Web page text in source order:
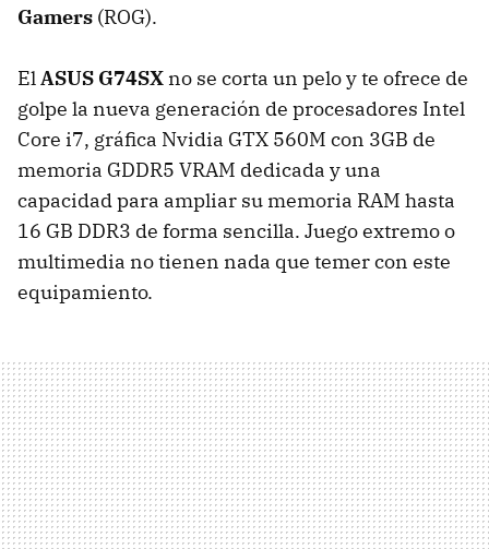
Gamers (ROG).
El ASUS G74SX no se corta un pelo y te ofrece de
golpe la nueva generación de procesadores Intel
Core i7, gráfica Nvidia GTX 560M con 3GB de
memoria GDDR5 VRAM dedicada y una
capacidad para ampliar su memoria RAM hasta
16 GB DDR3 de forma sencilla. Juego extremo o
multimedia no tienen nada que temer con este
equipamiento.